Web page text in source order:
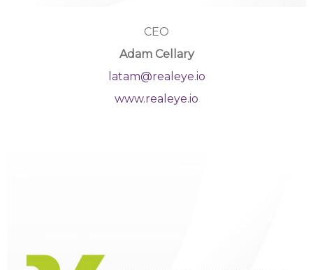
CEO
Adam Cellary
latam@realeye.io
www.realeye.io